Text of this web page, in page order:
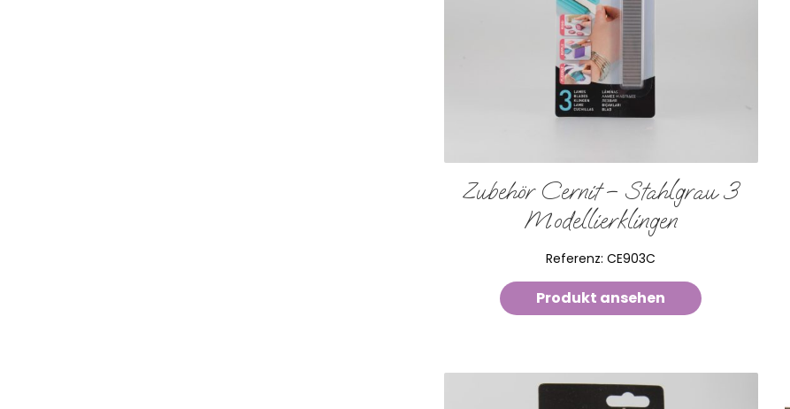
Zubehör Cernit – Stahlgrau 3
Modellierklingen
Referenz:CE903C
Produkt ansehen